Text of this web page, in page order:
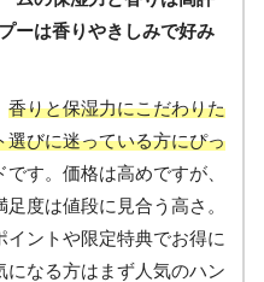
ーは香りやきしみで好み
香りと保湿力にこだわりた
選びに迷っている方にぴっ
です。価格は高めですが、
度は値段に見合う高さ。
イントや限定特典でお得に
になる方はまず人気のハン